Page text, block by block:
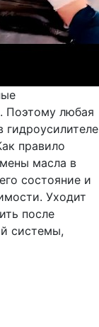
Поэтому любая
правило
масла в
состояние и
Уходит
после
системы,